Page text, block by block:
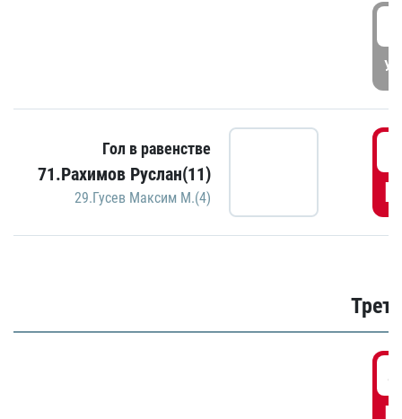
Гол в равенстве
71.Рахимов Руслан(11)
29.Гусев Максим М.(4)